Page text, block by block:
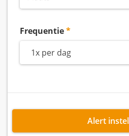
Frequentie
1x per dag
Alert